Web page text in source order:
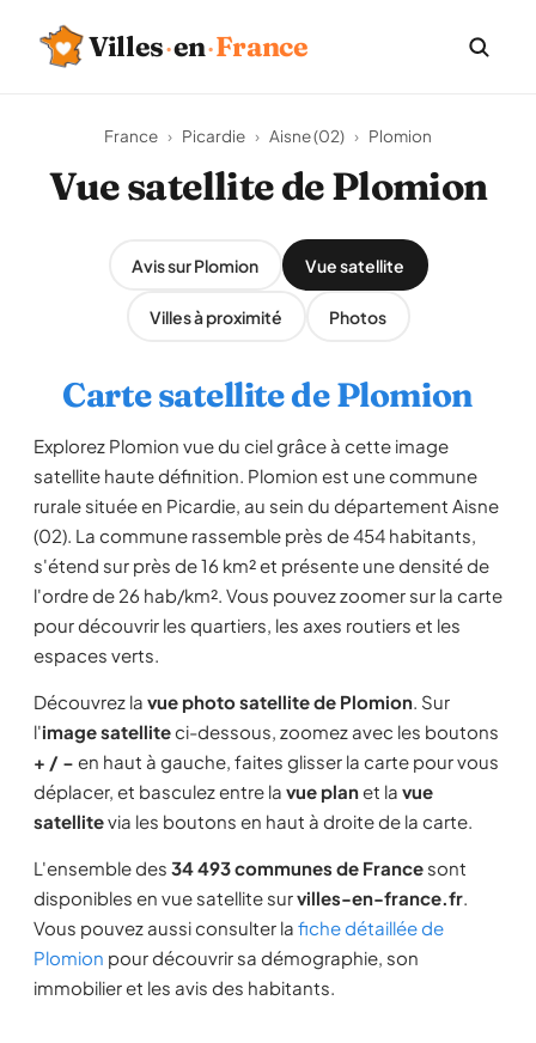
Villes·en·France
France › Picardie › Aisne (02) › Plomion
Vue satellite de Plomion
Avis sur Plomion Vue satellite
Villes à proximité Photos
Carte satellite de Plomion
Explorez Plomion vue du ciel grâce à cette image
satellite haute définition. Plomion est une commune
rurale située en Picardie, au sein du département Aisne
(02). La commune rassemble près de 454 habitants,
s'étend sur près de 16 km² et présente une densité de
l'ordre de 26 hab/km². Vous pouvez zoomer sur la carte
pour découvrir les quartiers, les axes routiers et les
espaces verts.
Découvrez la vue photo satellite de Plomion. Sur
l'image satelliteci-dessous, zoomez avec les boutons
+ / − en haut à gauche, faites glisser la carte pour vous
déplacer, et basculez entre la vue planet la vue
satellitevia les boutons en haut à droite de la carte.
L'ensemble des 34 493 communes de France sont
disponibles en vue satellite survilles-en-france.fr.
Vous pouvez aussi consulter la fiche détaillée de
Plomion pour découvrir sa démographie, son
immobilier et les avis des habitants.